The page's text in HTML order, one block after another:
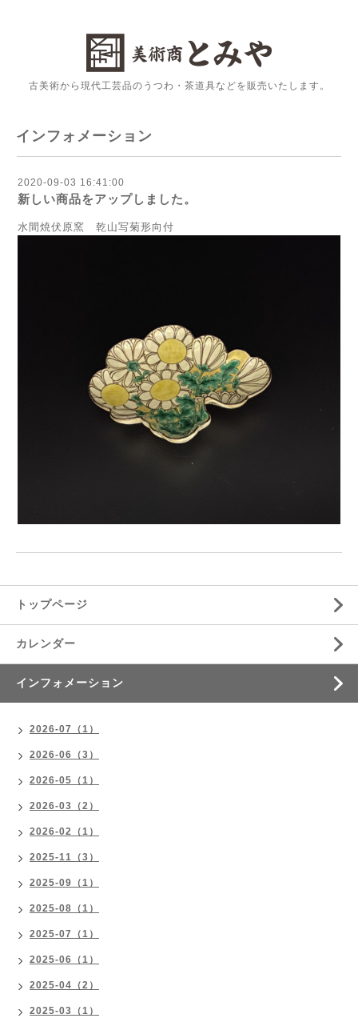
古美術から現代工芸品のうつわ・茶道具などを販売いたします。
インフォメーション
2020-09-03 16:41:00
新しい商品をアップしました。
水間焼伏原窯 乾山写菊形向付
トップページ
カレンダー
インフォメーション
2026-07（1）
2026-06（3）
2026-05（1）
2026-03（2）
2026-02（1）
2025-11（3）
2025-09（1）
2025-08（1）
2025-07（1）
2025-06（1）
2025-04（2）
2025-03（1）